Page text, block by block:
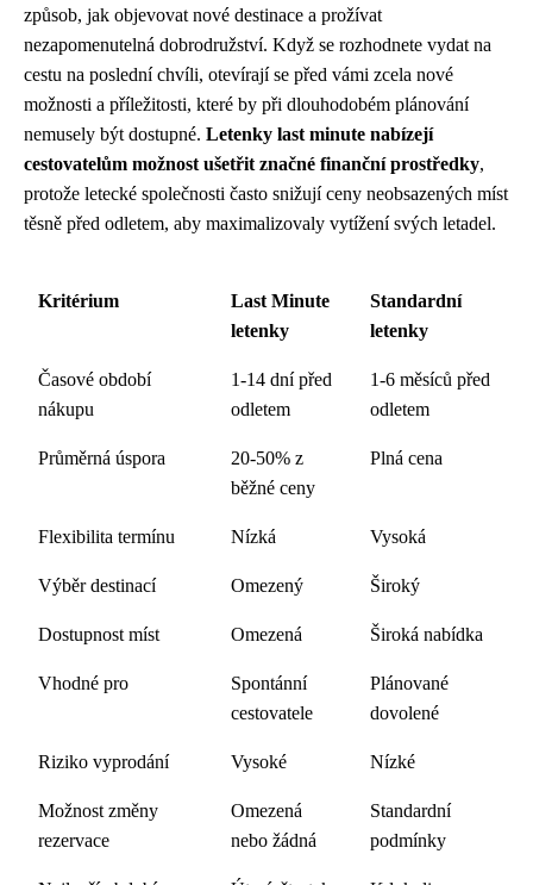
způsob, jak objevovat nové destinace a prožívat
nezapomenutelná dobrodružství. Když se rozhodnete vydat na
cestu na poslední chvíli, otevírají se před vámi zcela nové
možnosti a příležitosti, které by při dlouhodobém plánování
nemusely být dostupné. Letenky last minute nabízejí
cestovatelům možnost ušetřit značné finanční prostředky,
protože letecké společnosti často snižují ceny neobsazených míst
těsně před odletem, aby maximalizovaly vytížení svých letadel.
Kritérium
Last Minute
letenky
Standardní
letenky
Časové období
nákupu
1-14 dní před
odletem
1-6 měsíců před
odletem
Průměrná úspora
20-50% z
běžné ceny
Plná cena
Flexibilita termínu Nízká Vysoká
Výběr destinací Omezený Široký
Dostupnost míst Omezená Široká nabídka
Vhodné pro
Spontánní
cestovatele
Plánované
dovolené
Riziko vyprodání Vysoké Nízké
Možnost změny
rezervace
Omezená
nebo žádná
Standardní
podmínky